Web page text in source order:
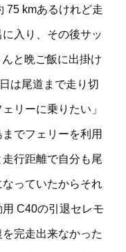
75 kmあるけれど走
入り、その後サッ
と晩ご飯に出掛け
は尾道まで走り切
リーに乗りたい」
でフェリーを利用
行距離で自分も尾
っていたからそれ
C40の引退セレモ
完走出来なかった